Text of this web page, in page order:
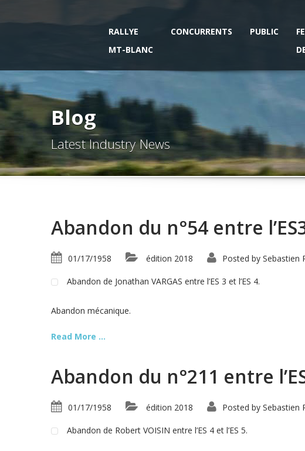
RALLYE
MT-BLANC
CONCURRENTS PUBLIC
Blog
Latest Industry News
Abandon du n°54 entre
01/17/1958 édition 2018 Posted by Sebastien
Abandon de Jonathan VARGAS entre l’ES 3 et l’ES 4.
Abandon mécanique.
Read More ...
Abandon du n°211 entre
01/17/1958 édition 2018 Posted by Sebastien
Abandon de Robert VOISIN entre l’ES 4 et l’ES 5.